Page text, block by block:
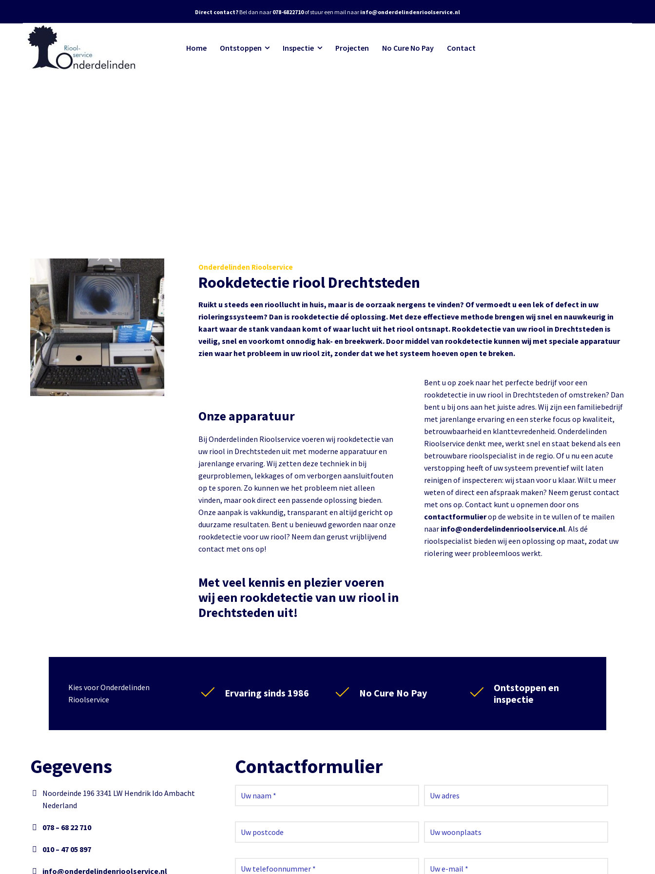
Direct contact?Bel dan naar 078-6822710of stuur een mail naar info@onderdelindenrioolservice.nl
Home Ontstoppen Inspectie Projecten No Cure No Pay Contact
Onderdelinden Rioolservice
Rookdetectie riool Drechtsteden
Ruikt u steeds een rioollucht in huis, maar is de oorzaak nergens te vinden? Of vermoedt u een lek of defect in uw
rioleringssysteem? Dan is rookdetectie dé oplossing. Met deze effectieve methode brengen wij snel en nauwkeurig in
kaart waar de stank vandaan komt of waar lucht uit het riool ontsnapt. Rookdetectie van uw riool in Drechtsteden is
veilig, snel en voorkomt onnodig hak- en breekwerk. Door middel van rookdetectie kunnen wij met speciale apparatuur
zien waar het probleem in uw riool zit, zonder dat we het systeem hoeven open te breken.
Onze apparatuur
Bij Onderdelinden Rioolservice voeren wij rookdetectie van
uw riool in Drechtsteden uit met moderne apparatuur en
jarenlange ervaring. Wij zetten deze techniek in bij
geurproblemen, lekkages of om verborgen aansluitfouten
op te sporen. Zo kunnen we het probleem niet alleen
vinden, maar ook direct een passende oplossing bieden.
Onze aanpak is vakkundig, transparant en altijd gericht op
duurzame resultaten. Bent u benieuwd geworden naar onze
rookdetectie voor uw riool? Neem dan gerust vrijblijvend
contact met ons op!
Met veel kennis en plezier voeren
wij een rookdetectie van uw riool in
Drechtsteden uit!
Bent u op zoek naar het perfecte bedrijf voor een
rookdetectie in uw riool in Drechtsteden of omstreken? Dan
bent u bij ons aan het juiste adres. Wij zijn een familiebedrijf
met jarenlange ervaring en een sterke focus op kwaliteit,
betrouwbaarheid en klanttevredenheid. Onderdelinden
Rioolservice denkt mee, werkt snel en staat bekend als een
betrouwbare rioolspecialist in de regio. Of u nu een acute
verstopping heeft of uw systeem preventief wilt laten
reinigen of inspecteren: wij staan voor u klaar. Wilt u meer
weten of direct een afspraak maken? Neem gerust contact
met ons op. Contact kunt u opnemen door ons
contactformulierop de website in te vullen of te mailen
naar info@onderdelindenrioolservice.nl. Als dé
rioolspecialist bieden wij een oplossing op maat, zodat uw
riolering weer probleemloos werkt.
Kies voor Onderdelinden
Rioolservice
Ervaring sinds 1986 No Cure No Pay
Ontstoppen en
inspectie
Gegevens
Noordeinde 196 3341 LW Hendrik Ido Ambacht
Nederland
078 – 68 22 710
010 – 47 05 897
info@onderdelindenrioolservice.nl
Contactformulier